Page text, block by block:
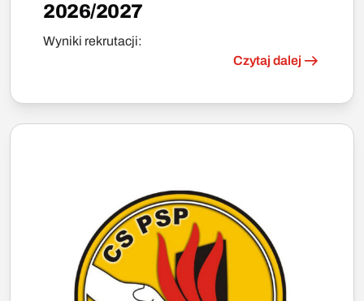
2026/2027
Wyniki rekrutacji:
Czytaj dalej